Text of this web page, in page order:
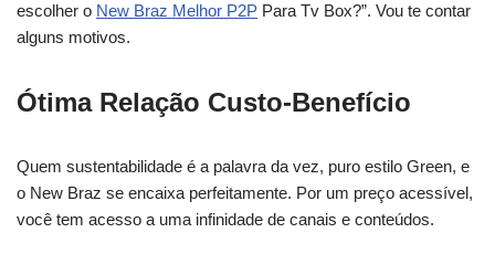
escolher o New Braz Melhor P2P Para Tv Box?”. Vou te contar
alguns motivos.
Ótima Relação Custo-Benefício
Quem sustentabilidade é a palavra da vez, puro estilo Green, e
o New Braz se encaixa perfeitamente. Por um preço acessível,
você tem acesso a uma infinidade de canais e conteúdos.